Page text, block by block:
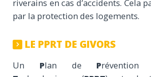
riverains en cas d’accidents. Cela
par la protection des logements.
LE PPRT DE GIVORS
Un Plan de P